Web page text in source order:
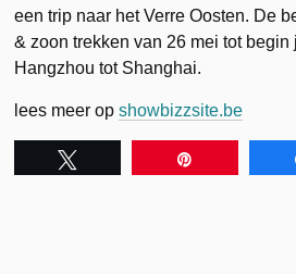
een trip naar het Verre Oosten. De
& zoon trekken van 26 mei tot
Hangzhou tot Shanghai.
lees meer opshowbizzsite.be